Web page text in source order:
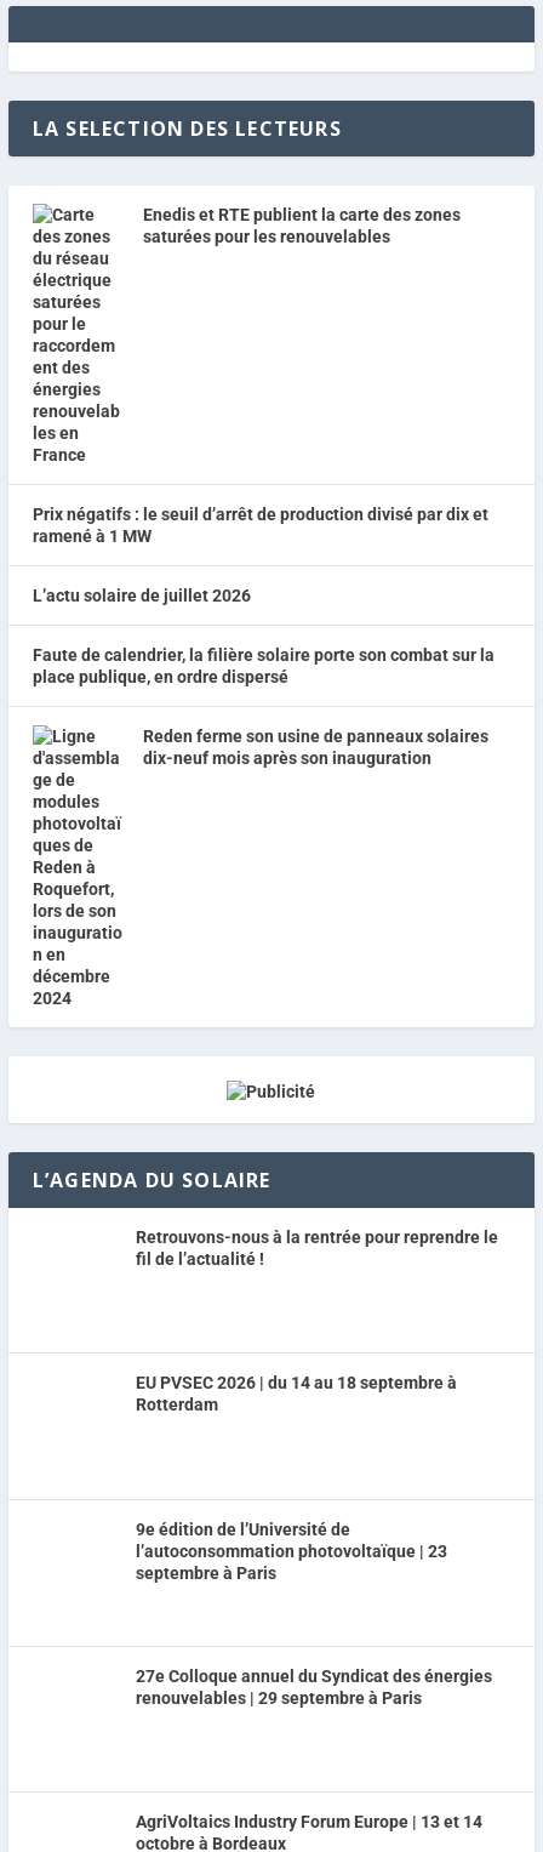
LA SELECTION DES LECTEURS
Enedis et RTE publient la carte des zones
saturées pour les renouvelables
Prix négatifs : le seuil d’arrêt de production divisé par dix et
ramené à 1 MW
L’actu solaire de juillet 2026
Faute de calendrier, la filière solaire porte son combat sur la
place publique, en ordre dispersé
Reden ferme son usine de panneaux solaires
dix-neuf mois après son inauguration
L’AGENDA DU SOLAIRE
Retrouvons-nous à la rentrée pour reprendre le
fil de l’actualité !
EU PVSEC 2026 | du 14 au 18 septembre à
Rotterdam
9e édition de l’Université de
l’autoconsommation photovoltaïque | 23
septembre à Paris
27e Colloque annuel du Syndicat des énergies
renouvelables | 29 septembre à Paris
AgriVoltaics Industry Forum Europe | 13 et 14
octobre à Bordeaux